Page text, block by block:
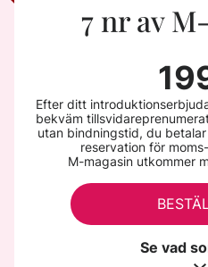
7 nr av
Efter ditt
bekväm
utan bindningstid, du
reservation för
M-magasin utkommer
Se vad